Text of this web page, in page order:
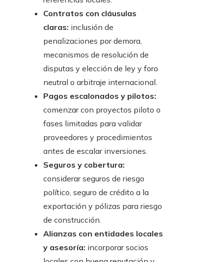
Contratos con cláusulas
claras: inclusión de
penalizaciones por demora,
mecanismos de resolución de
disputas y elección de ley y foro
neutral o arbitraje internacional.
Pagos escalonados y pilotos:
comenzar con proyectos piloto o
fases limitadas para validar
proveedores y procedimientos
antes de escalar inversiones.
Seguros y cobertura:
considerar seguros de riesgo
político, seguro de crédito a la
exportación y pólizas para riesgo
de construcción.
Alianzas con entidades locales
y asesoría: incorporar socios